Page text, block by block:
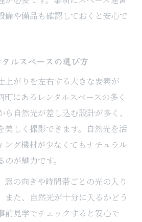
備や備品も確認しておくと安心で
ルスペースの選び方
上がりを左右する大きな要素が
町にあるレンタルスペースの多く
自然光が差し込む設計が多く、
美しく撮影できます。自然光を活
ング機材が少なくてもナチュラル
が魅力です。
窓の向きや時間帯ごとの光の入り
また、自然光が十分に入るかどう
前見学でチェックすると安心で